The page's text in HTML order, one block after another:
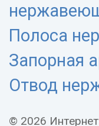
Полоса
Запорная
Отвод
© 2026